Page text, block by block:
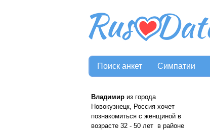
Поиск анкет Симпатии
Владимир из города
Новокузнецк, Россия хочет
познакомиться с женщиной в
возрасте 32 - 50 лет в районе